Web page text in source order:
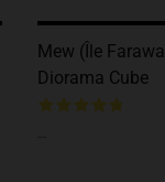
Mew (île
Diorama Cube